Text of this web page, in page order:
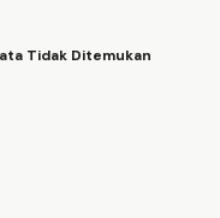
Tidak Ditemukan